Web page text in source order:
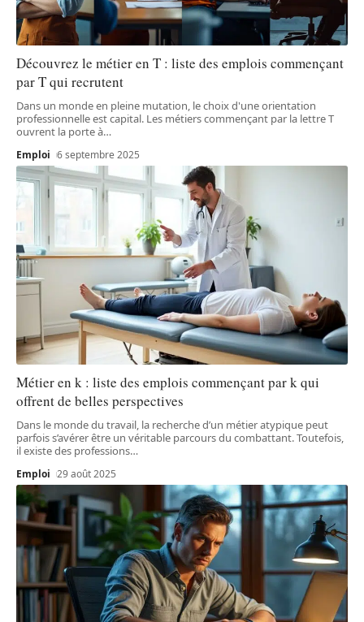
Découvrez le métier en T : liste des emplois commençant
par T qui recrutent
Dans un monde en pleine mutation, le choix d'une orientation
professionnelle est capital. Les métiers commençant par la lettre T
ouvrent la porte à…
Emploi 6 septembre 2025
Métier en k : liste des emplois commençant par k qui
offrent de belles perspectives
Dans le monde du travail, la recherche d’un métier atypique peut
parfois s’avérer être un véritable parcours du combattant. Toutefois,
il existe des professions…
Emploi 29 août 2025